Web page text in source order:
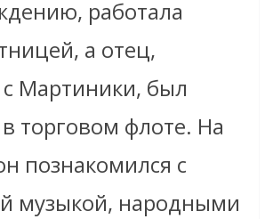
работала
а отец,
Мартиники, был
торговом флоте. На
познакомился с
музыкой, народными